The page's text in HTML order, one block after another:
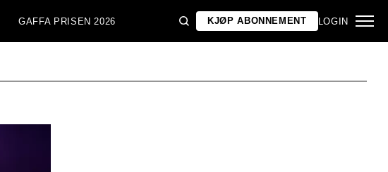
GAFFA PRISEN 2026 KJØP ABONNEMENT LOGIN